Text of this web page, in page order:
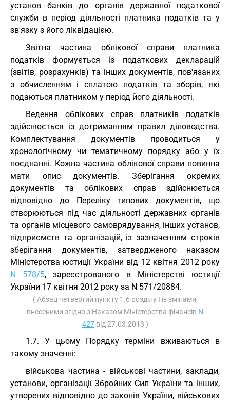
установ банків до органів державної податкової
служби в період діяльності платника податків та у
зв'язку з його ліквідацією.
Звітна частина облікової справи платника
податків формується із податкових декларацій
(звітів, розрахунків) та інших документів, пов'язаних
з обчисленням і сплатою податків та зборів, які
подаються платником у період його діяльності.
Ведення облікових справ платників податків
здійснюється із дотриманням правил діловодства.
Комплектування документів проводиться у
хронологічному чи тематичному порядку або у їх
поєднанні. Кожна частина облікової справи повинна
мати опис документів. Зберігання окремих
документів та облікових справ здійснюється
відповідно до Переліку типових документів, що
створюються під час діяльності державних органів
та органів місцевого самоврядування, інших установ,
підприємств та організацій, із зазначенням строків
зберігання документів, затвердженого наказом
Міністерства юстиції України від 12 квітня 2012 року
N 578/5, зареєстрованого в Міністерстві юстиції
України 17 квітня 2012 року за N 571/20884.
( Абзац четвертий пункту 1.6 розділу I із змінами,
внесеними згідно з Наказом Міністерства фінансів N
427від 27.03.2013 )
1.7. У цьому Порядку терміни вживаються в
такому значенні:
військова частина - військові частини, заклади,
установи, організації Збройних Сил України та інших,
утворених відповідно до законів України, військових